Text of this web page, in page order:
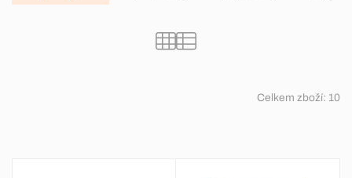
Celkem zboží: 10